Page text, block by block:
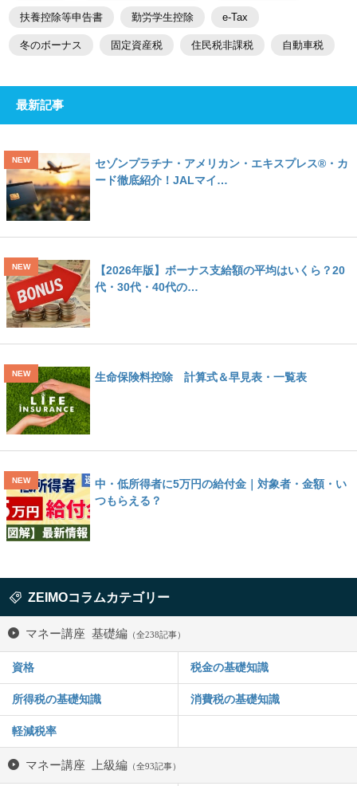
扶養控除等申告書 勤労学生控除 e-Tax
冬のボーナス 固定資産税 住民税非課税 自動車税
最新記事
セゾンプラチナ・アメリカン・エキスプレス®・カ
ード徹底紹介！JALマイ…
【2026年版】ボーナス支給額の平均はいくら？20
代・30代・40代の…
生命保険料控除 計算式＆早見表・一覧表
中・低所得者に5万円の給付金｜対象者・金額・い
つもらえる？
ZEIMOコラムカテゴリー
マネー講座 基礎編 （全238記事）
資格 税金の基礎知識
所得税の基礎知識 消費税の基礎知識
軽減税率
マネー講座 上級編 （全93記事）